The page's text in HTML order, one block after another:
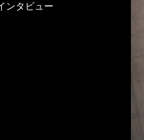
ンタビュー